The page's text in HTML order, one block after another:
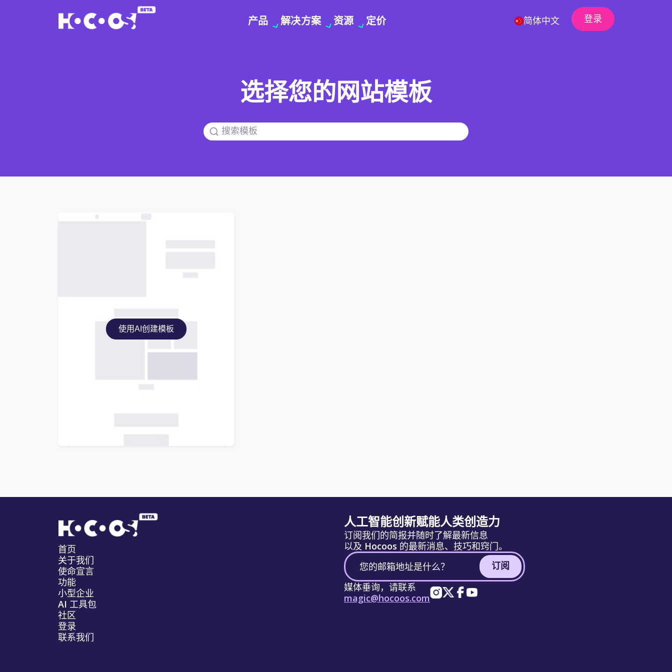
产品 解决方案 资源 定价 简体中文 登录
选择您的网站模板
使用AI创建模板
首页
关于我们
使命宣言
功能
小型企业
AI 工具包
社区
登录
联系我们
人工智能创新赋能人类创造力
订阅我们的简报并随时了解最新信息
以及 Hocoos 的最新消息、技巧和窍门。
订阅
媒体垂询，请联系
magic@hocoos.com